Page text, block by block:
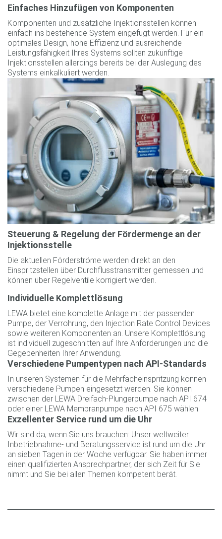
Einfaches Hinzufügen von Komponenten
Komponenten und zusätzliche Injektionsstellen können
einfach ins bestehende System eingefügt werden. Für ein
optimales Design, hohe Effizienz und ausreichende
Leistungsfähigkeit Ihres Systems sollten zukünftige
Injektionsstellen allerdings bereits bei der Auslegung des
Systems einkalkuliert werden.
Steuerung & Regelung der Fördermenge an der
Injektionsstelle
Die aktuellen Förderströme werden direkt an den
Einspritzstellen über Durchflusstransmitter gemessen und
können über Regelventile korrigiert werden.
Individuelle Komplettlösung
LEWA bietet eine komplette Anlage mit der passenden
Pumpe, der Verrohrung, den Injection Rate Control Devices
sowie weiteren Komponenten an. Unsere Komplettlösung
ist individuell zugeschnitten auf Ihre Anforderungen und die
Gegebenheiten Ihrer Anwendung.
Verschiedene Pumpentypen nach API-Standards
In unseren Systemen für die Mehrfacheinspritzung können
verschiedene Pumpen eingesetzt werden. Sie können
zwischen der LEWA Dreifach-Plungerpumpe nach API 674
oder einer LEWA Membranpumpe nach API 675 wählen.
Exzellenter Service rund um die Uhr
Wir sind da, wenn Sie uns brauchen: Unser weltweiter
Inbetriebnahme- und Beratungsservice ist rund um die Uhr
an sieben Tagen in der Woche verfügbar. Sie haben immer
einen qualifizierten Ansprechpartner, der sich Zeit für Sie
nimmt und Sie bei allen Themen kompetent berät.